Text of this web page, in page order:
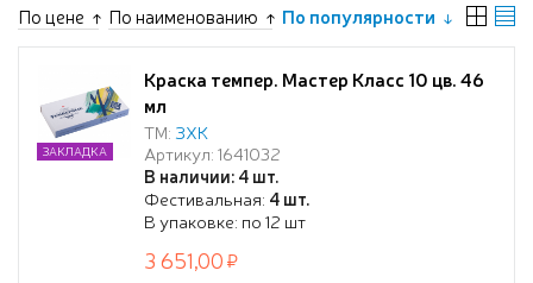
По цене По наименованию По популярности
Краска темпер. Мастер Класс 10 цв. 46
мл
ТМ: ЗХК
Артикул: 1641032
В наличии: 4 шт.
Фестивальная: 4 шт.
В упаковке: по 12 шт
ЗАКЛАДКА
3 651,00